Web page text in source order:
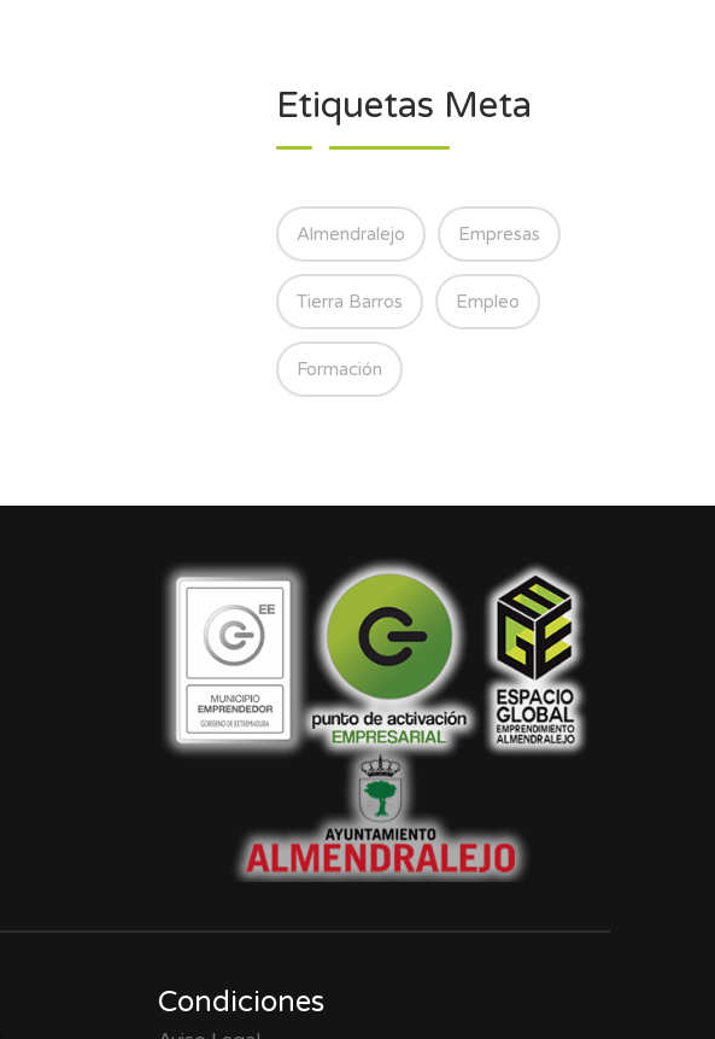
Etiquetas Meta
Almendralejo Empresas
Tierra Barros Empleo
Formación
Condiciones